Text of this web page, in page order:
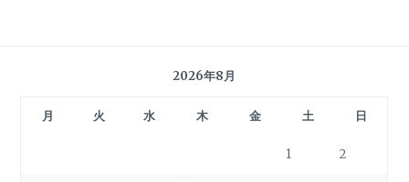
2026年8月
月 火 水 木 金 土 日
1 2